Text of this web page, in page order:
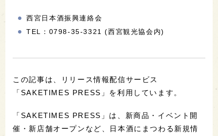
西宮日本酒振興連絡会
TEL：0798-35-3321 (西宮観光協会内)
この記事は、リリース情報配信サービス
「SAKETIMES PRESS」を利用しています。
「SAKETIMES PRESS」は、新商品・イベント開
催・新店舗オープンなど、日本酒にまつわる新規情